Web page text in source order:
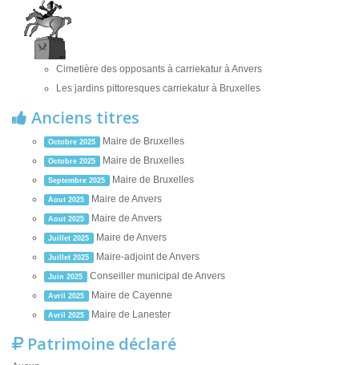
Cimetière des opposants à carriekatur à Anvers
Les jardins pittoresques carriekatur à Bruxelles
Anciens titres
Octobre 2025 Maire de Bruxelles
Octobre 2025 Maire de Bruxelles
Septembre 2025 Maire de Bruxelles
Aout 2025 Maire de Anvers
Aout 2025 Maire de Anvers
Juillet 2025 Maire de Anvers
Juillet 2025 Maire-adjoint de Anvers
Juin 2025 Conseiller municipal de Anvers
Avril 2025 Maire de Cayenne
Avril 2025 Maire de Lanester
Patrimoine déclaré